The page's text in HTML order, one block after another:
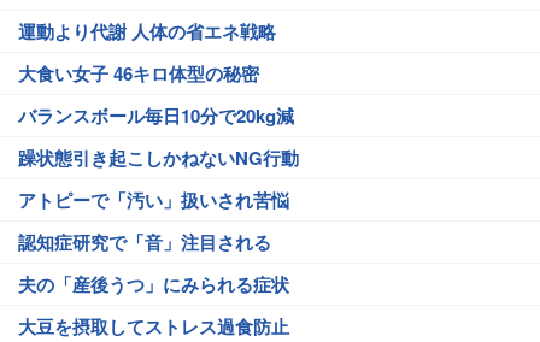
運動より代謝 人体の省エネ戦略
大食い女子 46キロ体型の秘密
バランスボール毎日10分で20kg減
躁状態引き起こしかねないNG行動
アトピーで「汚い」扱いされ苦悩
認知症研究で「音」注目される
夫の「産後うつ」にみられる症状
大豆を摂取してストレス過食防止